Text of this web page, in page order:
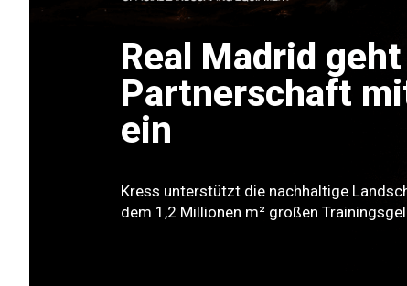
Real Madrid geht
Partnerschaft
ein
Kress unterstützt die nachhaltige
dem 1,2 Millionen m² großen